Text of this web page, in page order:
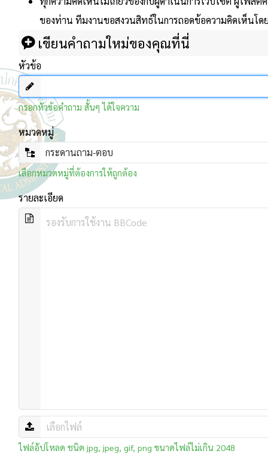
ของท่าน ทีมงานขอสงวนสิทธ์ในการถอดข้อความคิดเห็นโด
เขียนคำถามใหม่ของคุณที่นี่
หัวข้อ
กรอกหัวข้อคำถาม สั้นๆ ได้ใจความ
หมวดหมู่
เลือกหมวดหมู่ที่ต้องการให้ถูกต้อง
รายละเอียด
ไฟล์อัปโหลด ชนิด jpg, jpeg, gif, png ขนาดไฟล์ไม่เกิน 2048